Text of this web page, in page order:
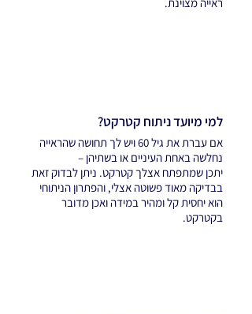
למי מיועד ניתוח קטרקט?
אם עברת את גיל 60 ויש לך תחושה שהראייה
נחלשה באחת העיניים או בשתיהן –
יתכן שמתפתח אצלך קטרקט. ניתן לבדוק זאת
בבדיקה מאוד פשוטה אצלי, והפתרון הניתוחי
הוא יחסית קל ומהיר במידה ואכן מדובר
בקטרקט.